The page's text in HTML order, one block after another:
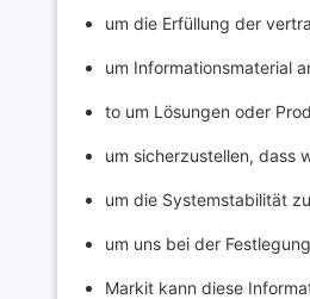
um die Erfüllung der
um Informationsmaterial
to um Lösungen oder
um sicherzustellen, dass
um die Systemstabilität
um uns bei der
Markit kann diese